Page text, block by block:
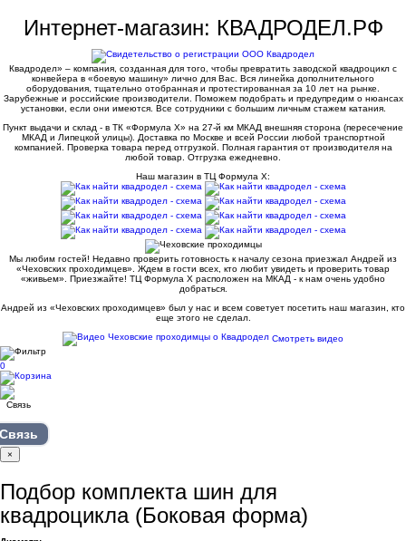
Интернет-магазин: КВАДРОДЕЛ.РФ
Квадродел» – компания, созданная для того, чтобы превратить заводской квадроцикл с
конвейера в «боевую машину» лично для Вас. Вся линейка дополнительного
оборудования, тщательно отобранная и протестированная за 10 лет на рынке.
Зарубежные и российские производители. Поможем подобрать и предупредим о нюансах
установки, если они имеются. Все сотрудники с большим личным стажем катания.
Пункт выдачи и склад - в ТК «Формула X» на 27-й км МКАД внешняя сторона (пересечение
МКАД и Липецкой улицы). Доставка по Москве и всей России любой транспортной
компанией. Проверка товара перед отгрузкой. Полная гарантия от производителя на
любой товар. Отгрузка ежедневно.
Наш магазин в ТЦ Формула Х:
Мы любим гостей! Недавно проверить готовность к началу сезона приезжал Андрей из
«Чеховских проходимцев». Ждем в гости всех, кто любит увидеть и проверить товар
«живьем». Приезжайте! ТЦ Формула Х расположен на МКАД - к нам очень удобно
добраться.
Андрей из «Чеховских проходимцев» был у нас и всем советует посетить наш магазин, кто
еще этого не сделал.
Смотреть видео
0
×
Подбор комплекта шин для
квадроцикла (Боковая форма)